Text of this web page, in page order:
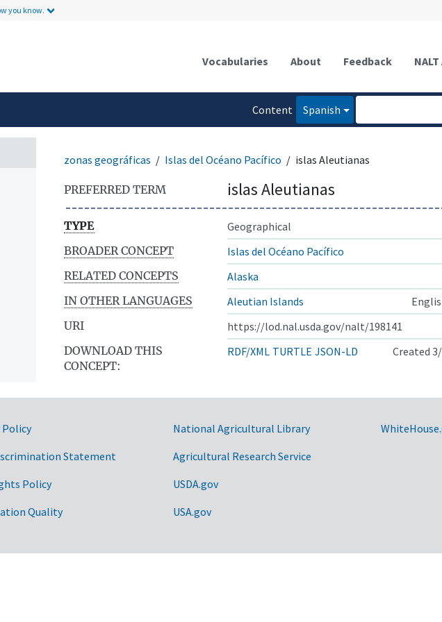
you know.
Vocabularies About Feedback
Content
Spanish
zonas geográficas Islas del Océano Pacífico islas Aleutianas
PREFERRED TERM islas Aleutianas
TYPE
Geographical
BROADER CONCEPT
Islas del Océano Pacífico
RELATED CONCEPTS
Alaska
IN OTHER LANGUAGES
Aleutian Islands
URI
https://lod.nal.usda.gov/nalt/198141
DOWNLOAD THIS
CONCEPT:
RDF/XML TURTLE JSON-LD Created
Policy
Statement
Policy
Quality
National Agricultural Library
Agricultural Research Service
USDA.gov
USA.gov